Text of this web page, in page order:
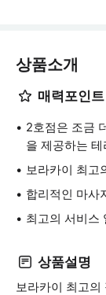
상품소개
매력포인트
2호점은 조금
을 제공하는
보라카이 최고
합리적인 마사
최고의 서비스
상품설명
보라카이 최고의